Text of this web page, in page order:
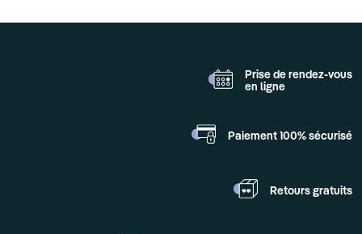
Prise de rendez-vous
en ligne
Paiement 100% sécurisé
Retours gratuits